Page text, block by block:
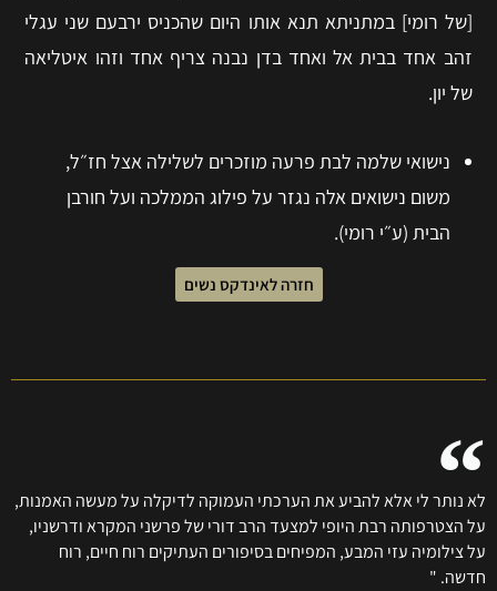
[של רומי] במתניתא תנא אותו היום שהכניס ירבעם שני עגלי
זהב אחד בבית אל ואחד בדן נבנה צריף אחד וזהו איטליאה
של יון.
נישואי שלמה לבת פרעה מוזכרים לשלילה אצל חז״ל,
משום נישואים אלה נגזר על פילוג הממלכה ועל חורבן
הבית (ע״י רומי).
חזרה לאינדקס נשים
לא נותר לי אלא להביע את הערכתי העמוקה לדיקלה על מעשה האמנות,
על הצטרפותה רבת היופי למצעד הרב דורי של פרשני המקרא ודרשניו,
על צילומיה עזי המבע, המפיחים בסיפורים העתיקים רוח חיים, רוח
חדשה. "